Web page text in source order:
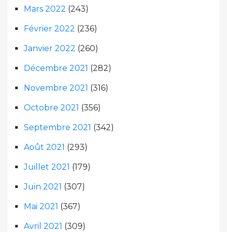
Mars 2022 (243)
Février 2022 (236)
Janvier 2022 (260)
Décembre 2021 (282)
Novembre 2021 (316)
Octobre 2021 (356)
Septembre 2021 (342)
Août 2021 (293)
Juillet 2021 (179)
Juin 2021 (307)
Mai 2021 (367)
Avril 2021 (309)